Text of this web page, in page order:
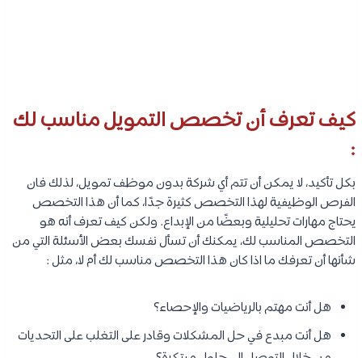
كيف تعرف أن تخصص التمويل مناسب لك
:
بكل تأكيد، لا يمكن أن تتم أي شركة بدون موظف تمويل، لذلك فان
الفرص الوظيفية لهذا التخصص كثيرة جدًا، كما أن هذا التخصص
يحتاج مهارات تحليلية وبعضًا من الإبداع. ولكن كيف تعرف أنه هو
التخصص المناسب لك، يمكنك أن تسأل نفسك بعض الأسئلة التي من
شأنها أن تعرفك ما اذا كان هذا التخصص مناسب لك أم لا، مثل :
هل أنت مهتم بالرياضيات والإحصاء؟
هل أنت مبدع في حل المشكلات وقادر على التغلب على التحديات